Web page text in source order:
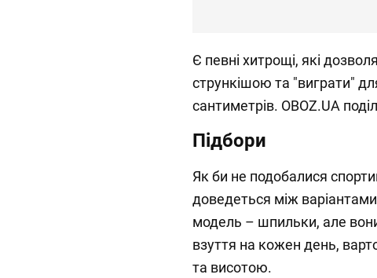
Є певні хитрощі, які
стрункішою та "виграти"
сантиметрів. OBOZ.UA
Підбори
Як би не подобалися
доведеться між
модель – шпильки, але
взуття на кожен день,
та висотою.